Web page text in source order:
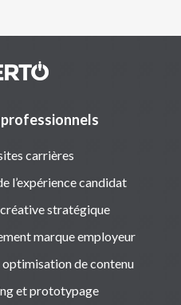
carrières
l’expérience candidat
stratégique
marque employeur
optimisation de contenu
et prototypage